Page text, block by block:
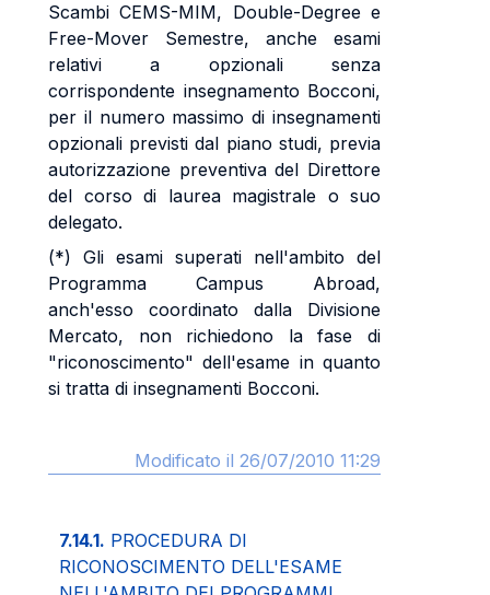
Scambi CEMS-MIM, Double-Degree e
Free-Mover Semestre, anche esami
relativi a opzionali senza
corrispondente insegnamento Bocconi,
per il numero massimo di insegnamenti
opzionali previsti dal piano studi, previa
autorizzazione preventiva del Direttore
del corso di laurea magistrale o suo
delegato.
(*) Gli esami superati nell'ambito del
Programma Campus Abroad,
anch'esso coordinato dalla Divisione
Mercato, non richiedono la fase di
"riconoscimento" dell'esame in quanto
si tratta di insegnamenti Bocconi.
Modificato il 26/07/2010 11:29
7.14.1. PROCEDURA DI
RICONOSCIMENTO DELL'ESAME